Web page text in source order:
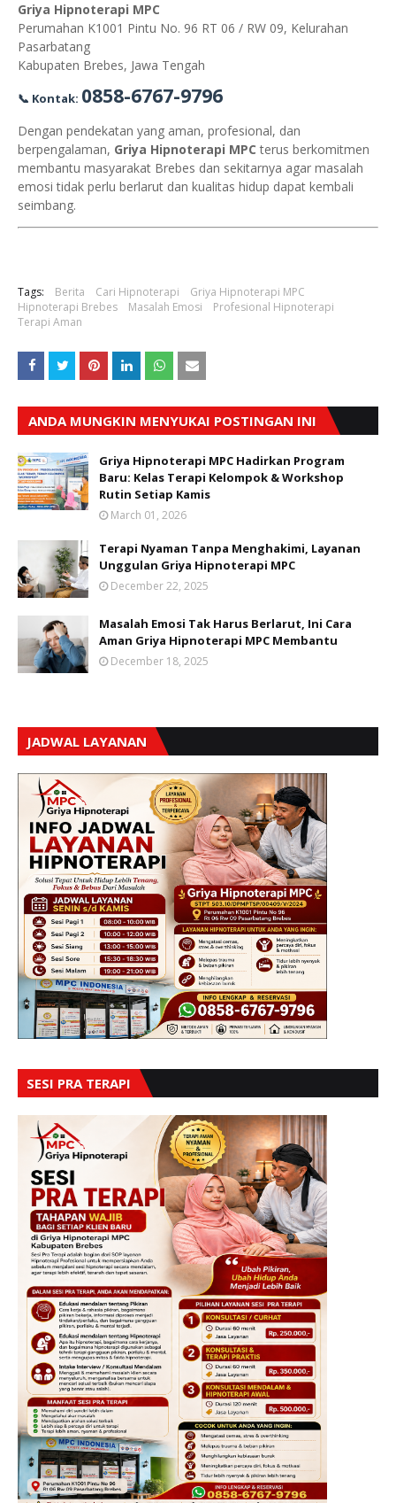
Griya Hipnoterapi MPC
Perumahan K1001 Pintu No. 96 RT 06 / RW 09, Kelurahan
Pasarbatang
Kabupaten Brebes, Jawa Tengah
📞 Kontak: 0858-6767-9796
Dengan pendekatan yang aman, profesional, dan
berpengalaman, Griya Hipnoterapi MPC terus berkomitmen
membantu masyarakat Brebes dan sekitarnya agar masalah
emosi tidak perlu berlarut dan kualitas hidup dapat kembali
seimbang.
Tags: Berita Cari Hipnoterapi
Griya Hipnoterapi MPC
Hipnoterapi Brebes
Masalah Emosi
Profesional Hipnoterapi
Terapi Aman
ANDA MUNGKIN MENYUKAI POSTINGAN INI
Griya Hipnoterapi MPC Hadirkan Program
Baru: Kelas Terapi Kelompok & Workshop
Rutin Setiap Kamis
March 01, 2026
Terapi Nyaman Tanpa Menghakimi, Layanan
Unggulan Griya Hipnoterapi MPC
December 22, 2025
Masalah Emosi Tak Harus Berlarut, Ini Cara
Aman Griya Hipnoterapi MPC Membantu
December 18, 2025
JADWAL LAYANAN
SESI PRA TERAPI